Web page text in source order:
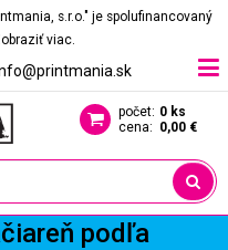
s.r.o." je spolufinancovaný
viac.
počet: 0 ks
cena: 0,00 €
podľa